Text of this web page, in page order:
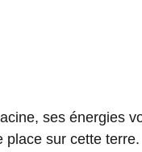
ses énergies
place sur cette terre.